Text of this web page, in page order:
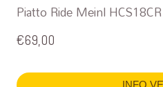
Piatto Ride Meinl HCS18CR
€69,00
INFO